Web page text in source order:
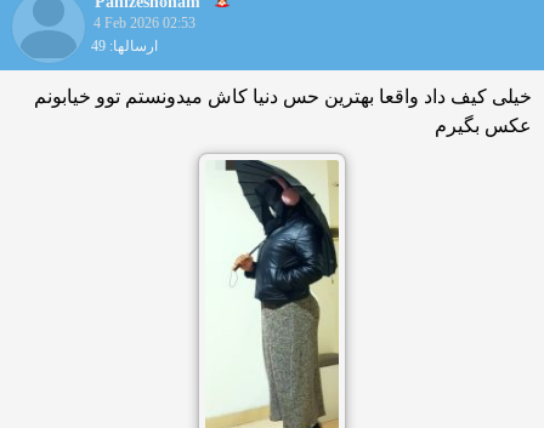
4 Feb 2026 02:53
ارسالها: 49
خیلی کیف داد واقعا بهترین حس دنیا کاش میدونستم توو خیابونم
عکس بگیرم